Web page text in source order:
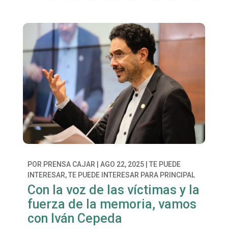
POR PRENSA CAJAR AGO 22, 2025| TE PUEDE
INTERESAR,TE PUEDE INTERESAR PARA PRINCIPAL
Con la voz de las víctimas y la
fuerza de la memoria, vamos
con Iván Cepeda